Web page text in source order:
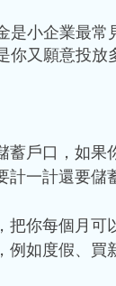
是小企業最
你又願意投
蓄戶口，如
計一計還要儲
把你每個月
例如度假、買